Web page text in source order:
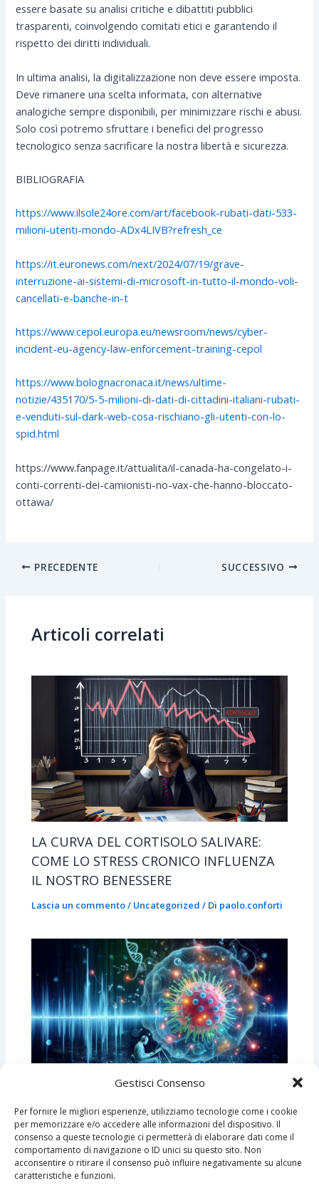
Gestisci Consenso
Per fornire le migliori esperienze, utilizziamo tecnologie come i cookie
per memorizzare e/o accedere alle informazioni del dispositivo. Il
consenso a queste tecnologie ci permetterà di elaborare dati come il
comportamento di navigazione o ID unici su questo sito. Non
acconsentire o ritirare il consenso può influire negativamente su alcune
caratteristiche e funzioni.
essere basate su analisi critiche e dibattiti pubblici
trasparenti, coinvolgendo comitati etici e garantendo il
rispetto dei diritti individuali.
In ultima analisi, la digitalizzazione non deve essere imposta.
Deve rimanere una scelta informata, con alternative
analogiche sempre disponibili, per minimizzare rischi e abusi.
Solo così potremo sfruttare i benefici del progresso
tecnologico senza sacrificare la nostra libertà e sicurezza.
BIBLIOGRAFIA
https://www.ilsole24ore.com/art/facebook-rubati-dati-533-
milioni-utenti-mondo-ADx4LIVB?refresh_ce
https://it.euronews.com/next/2024/07/19/grave-
interruzione-ai-sistemi-di-microsoft-in-tutto-il-mondo-voli-
cancellati-e-banche-in-t
https://www.cepol.europa.eu/newsroom/news/cyber-
incident-eu-agency-law-enforcement-training-cepol
https://www.bolognacronaca.it/news/ultime-
notizie/435170/5-5-milioni-di-dati-di-cittadini-italiani-rubati-
e-venduti-sul-dark-web-cosa-rischiano-gli-utenti-con-lo-
spid.html
https://www.fanpage.it/attualita/il-canada-ha-congelato-i-
conti-correnti-dei-camionisti-no-vax-che-hanno-bloccato-
ottawa/
PRECEDENTE SUCCESSIVO
Articoli correlati
LA CURVA DEL CORTISOLO SALIVARE:
COME LO STRESS CRONICO INFLUENZA
IL NOSTRO BENESSERE
Lascia un commento/ Uncategorized / Di paolo.conforti
LA MELODIA DELLE CELLULE: COME LA
MUSICA INFLUENZA LA VITA A LIVELLO
MICROSCOPICO
Lascia un commento /Uncategorized / Dipaolo.conforti